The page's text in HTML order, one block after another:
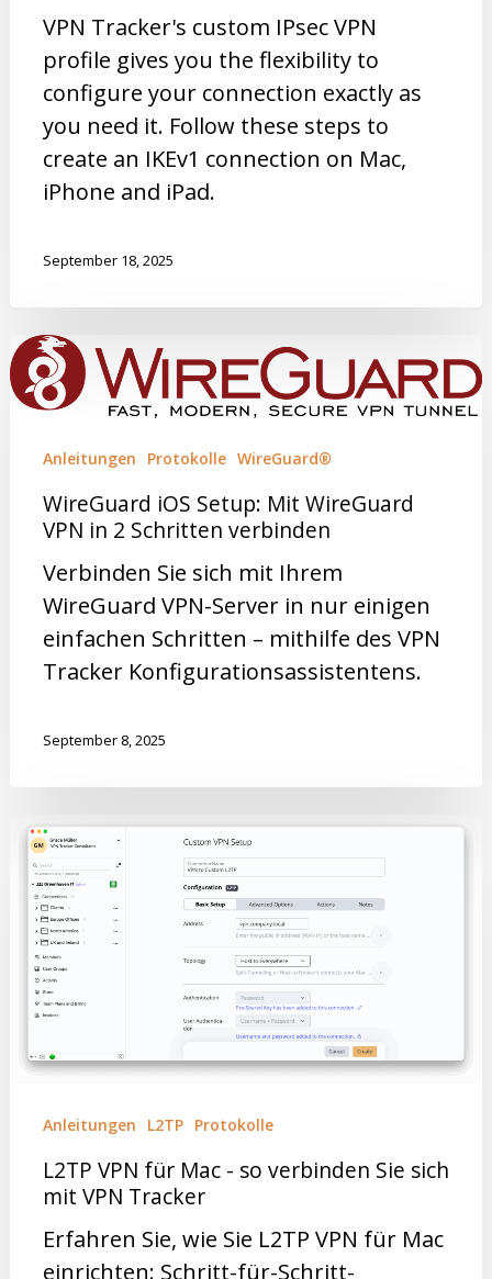
VPN Tracker's custom IPsec VPN
profile gives you the flexibility to
configure your connection exactly as
you need it. Follow these steps to
create an IKEv1 connection on Mac,
iPhone and iPad.
September 18, 2025
Anleitungen Protokolle WireGuard®
WireGuard iOS Setup: Mit WireGuard
VPN in 2 Schritten verbinden
Verbinden Sie sich mit Ihrem
WireGuard VPN-Server in nur einigen
einfachen Schritten – mithilfe des VPN
Tracker Konfigurationsassistentens.
September 8, 2025
Anleitungen L2TP Protokolle
L2TP VPN für Mac - so verbinden Sie sich
mit VPN Tracker
Erfahren Sie, wie Sie L2TP VPN für Mac
einrichten: Schritt-für-Schritt-